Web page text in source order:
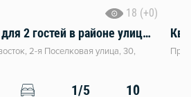
18 (+0)
Бюджетная студия для 2 гостей в районе улицы 2-я Поселковая города Владивосток
2-я Поселковая улица, 30,
1/5 10